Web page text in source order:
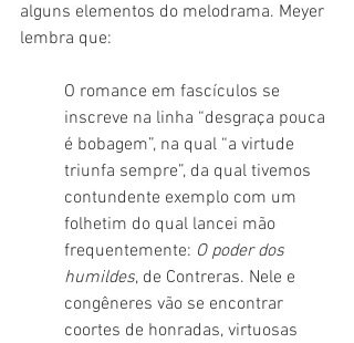
alguns elementos do melodrama. Meyer
lembra que:
O romance em fascículos se
inscreve na linha “desgraça pouca
é bobagem”, na qual “a virtude
triunfa sempre”, da qual tivemos
contundente exemplo com um
folhetim do qual lancei mão
frequentemente: O poder dos
humildes, de Contreras. Nele e
congêneres vão se encontrar
coortes de honradas, virtuosas